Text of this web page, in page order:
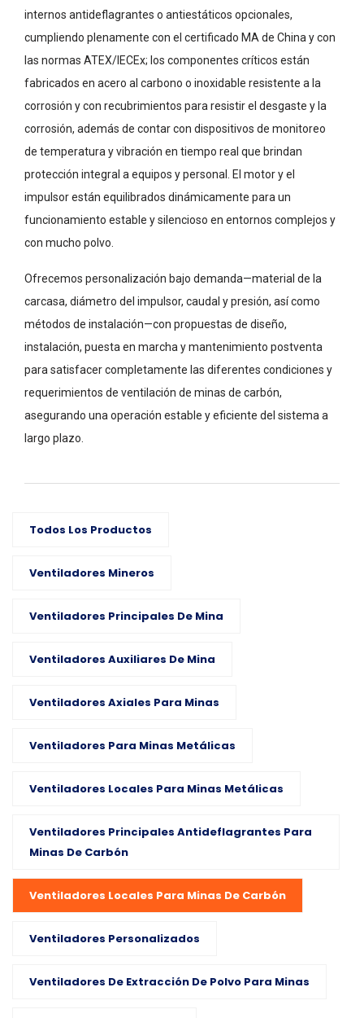
internos antideflagrantes o antiestáticos opcionales,
cumpliendo plenamente con el certificado MA de China y con
las normas ATEX/IECEx; los componentes críticos están
fabricados en acero al carbono o inoxidable resistente a la
corrosión y con recubrimientos para resistir el desgaste y la
corrosión, además de contar con dispositivos de monitoreo
de temperatura y vibración en tiempo real que brindan
protección integral a equipos y personal. El motor y el
impulsor están equilibrados dinámicamente para un
funcionamiento estable y silencioso en entornos complejos y
con mucho polvo.
Ofrecemos personalización bajo demanda—material de la
carcasa, diámetro del impulsor, caudal y presión, así como
métodos de instalación—con propuestas de diseño,
instalación, puesta en marcha y mantenimiento postventa
para satisfacer completamente las diferentes condiciones y
requerimientos de ventilación de minas de carbón,
asegurando una operación estable y eficiente del sistema a
largo plazo.
Todos Los Productos
Ventiladores Mineros
Ventiladores Principales De Mina
Ventiladores Auxiliares De Mina
Ventiladores Axiales Para Minas
Ventiladores Para Minas Metálicas
Ventiladores Locales Para Minas Metálicas
Ventiladores Principales Antideflagrantes Para
Minas De Carbón
Ventiladores Locales Para Minas De Carbón
Ventiladores Personalizados
Ventiladores De Extracción De Polvo Para Minas